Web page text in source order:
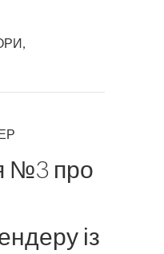
,
№3 про
із